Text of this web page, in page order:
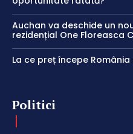
Auchan va deschide un
rezidențial One Floreasca
La ce preț începe
Politici